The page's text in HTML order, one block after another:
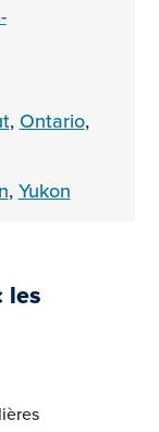
, Ontario,
, Yukon
les